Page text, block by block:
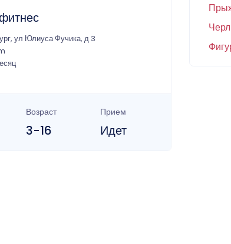
ул Юлиуса Фучика, д 3
Возраст
3-16
Прием
Идет